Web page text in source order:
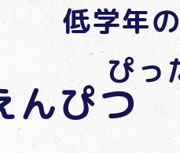
んぴつ
低学年
ぴっ